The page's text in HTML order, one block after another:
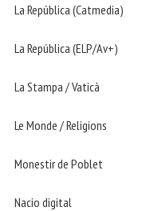
La República (Catmedia)
La República (ELP/Av+)
La Stampa / Vaticà
Le Monde / Religions
Monestir de Poblet
Nacio digital